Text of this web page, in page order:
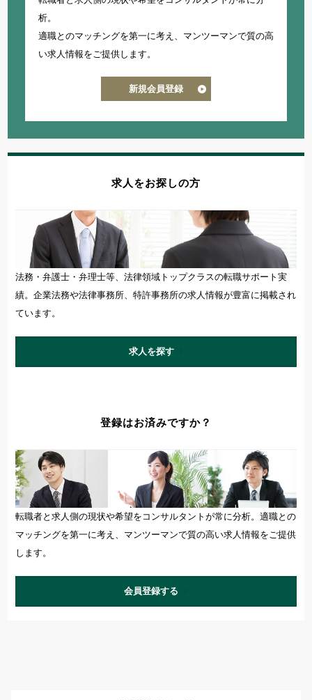
析。
適職とのマッチングを第一に考え、 マンツーマンで質の高
い求人情報をご提供します。
新規会員登録
求人をお探しの方
法務・弁護士・弁理士等、法律領域トップクラスの転職サポート実
績。企業法務や法律事務所、特許事務所の求人情報が豊富に掲載され
ています。
求人を探す
登録はお済みですか？
転職者と求人側の現状や希望をコンサルタントが常に分析。適職との
マッチングを第一に考え、マンツーマンで質の高い求人情報をご提供
します。
会員登録する